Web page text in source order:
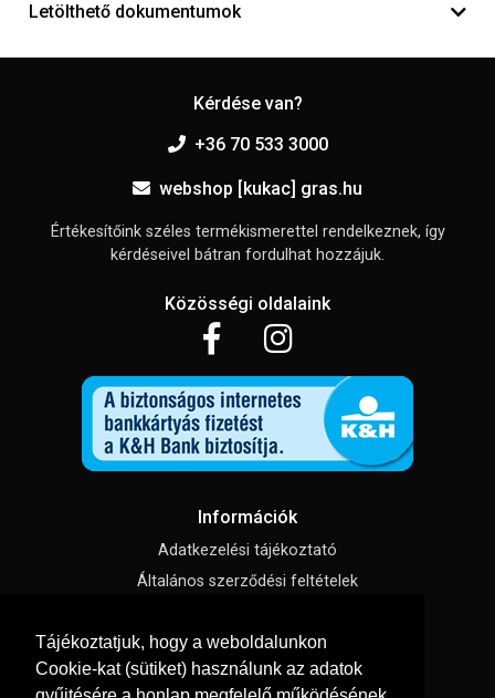
Tájékoztatjuk, hogy a weboldalunkon
Cookie-kat (sütiket) használunk az adatok
Letölthető dokumentumok
Kérdése van?
+36 70 533 3000
webshop [kukac] gras.hu
Értékesítőink széles termékismerettel rendelkeznek, így
kérdéseivel bátran fordulhat hozzájuk.
Közösségi oldalaink
Információk
Adatkezelési tájékoztató
Általános szerződési feltételek
Süti beállítások